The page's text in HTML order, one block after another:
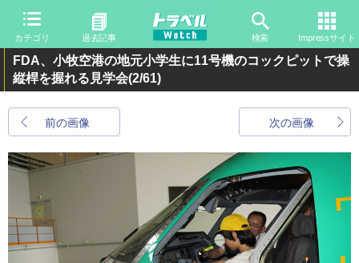
カテゴリ 過去記事 検索 Impressサイト
FDA、小牧空港の地元小学生に11号機のコックピットで操
縦桿を握れる見学会(2/61)
前の画像 次の画像